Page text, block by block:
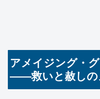
アメイジング・
――救いと赦しの